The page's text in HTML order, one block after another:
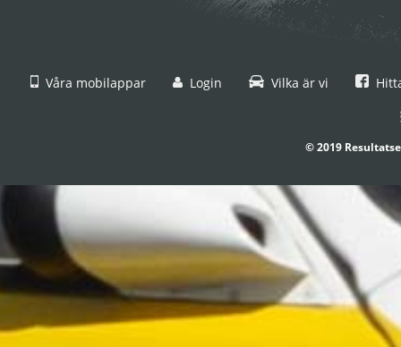
Våra mobilappar Login Vilka är vi
© 2019